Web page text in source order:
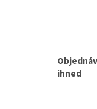
ihned